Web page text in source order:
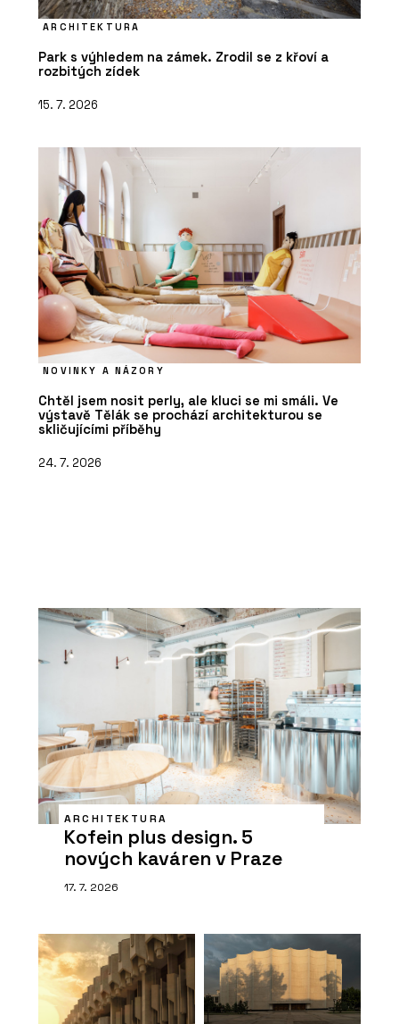
ARCHITEKTURA
Park s výhledem na zámek. Zrodil se z křoví a
rozbitých zídek
15. 7. 2026
NOVINKY A NÁZORY
Chtěl jsem nosit perly, ale kluci se mi smáli. Ve
výstavě Tělák se prochází architekturou se
skličujícími příběhy
24. 7. 2026
ARCHITEKTURA
Kofein plus design. 5
nových kaváren v Praze
17. 7. 2026